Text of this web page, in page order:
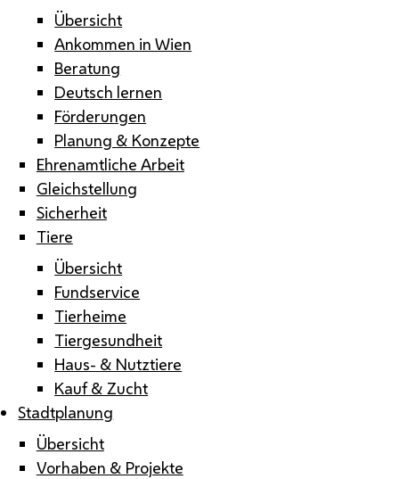
Übersicht
Ankommen in Wien
Beratung
Deutsch lernen
Förderungen
Planung & Konzepte
Ehrenamtliche Arbeit
Gleichstellung
Sicherheit
Tiere
Übersicht
Fundservice
Tierheime
Tiergesundheit
Haus- & Nutztiere
Kauf & Zucht
Stadtplanung
Übersicht
Vorhaben & Projekte